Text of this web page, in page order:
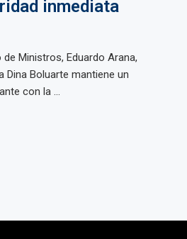
inmediata
Ministros, Eduardo Arana,
Dina Boluarte mantiene un
con la ...